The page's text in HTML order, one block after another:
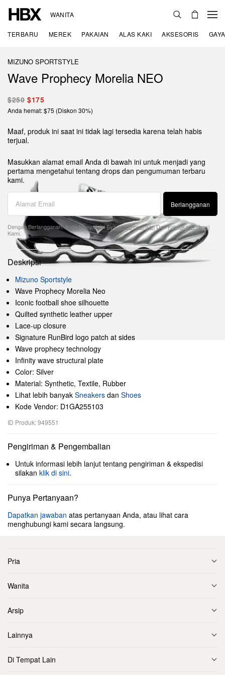
WANITA
TERBARU MEREK PAKAIAN ALAS KAKI AKSESORIS
MIZUNO SPORTSTYLE
Wave Prophecy Morelia NEO
$250 $175
Anda hemat: $75 (Diskon 30%)
Maaf, produk ini saat ini tidak lagi tersedia karena telah habis
terjual.
Masukkan alamat email Anda di bawah ini untuk menjadi yang
pertama mengetahui tentang drops dan pengumuman terbaru
kami.
Berlangganan
Dengan Berlangganan, Anda MenyetujuiSyarat PenggunaanDanKebijakan Privasi
Kami.
Deskripsi
Mizuno Sportstyle
Wave Prophecy Morelia Neo
Iconic football shoe silhouette
Quilted synthetic leather upper
Lace-up closure
Signature RunBird logo patch at sides
Wave prophecy technology
Infinity wave structural plate
Color: Silver
Material: Synthetic, Textile, Rubber
Lihat lebih banyak Sneakers dan Shoes
Kode Vendor: D1GA255103
ID Produk: 949551
Pengiriman & Pengembalian
Untuk informasi lebih lanjut tentang pengiriman & ekspedisi
silakan klik di sini.
Punya Pertanyaan?
Dapatkan jawaban atas pertanyaan Anda, atau lihat cara
menghubungi kami secara langsung.
Pria
Wanita
Arsip
Lainnya
Di Tempat Lain